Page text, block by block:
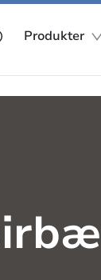
Produkter